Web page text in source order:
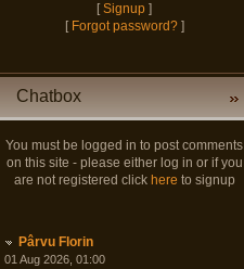
[Signup ]
[ Forgot password? ]
Chatbox
You must be logged in to post comments
on this site - please either log in or if you
are not registered click here to signup
Pârvu Florin
01 Aug 2026, 01:00